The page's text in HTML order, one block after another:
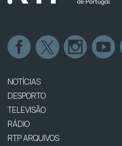
NOTÍCIAS
DESPORTO
TELEVISÃO
RÁDIO
RTP ARQUIVOS